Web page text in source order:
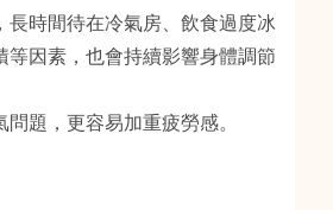
長時間待在冷氣房、飲食過度冰
等因素，也會持續影響身體調節
題，更容易加重疲勞感。